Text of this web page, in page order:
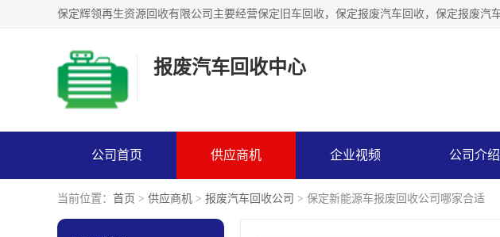
报废汽车回收中心
公司首页 供应商机 企业视频 公司介绍
当前位置： 首页 > 供应商机 > 报废汽车回收公司 > 保定新能源车报废回收公司哪家合适